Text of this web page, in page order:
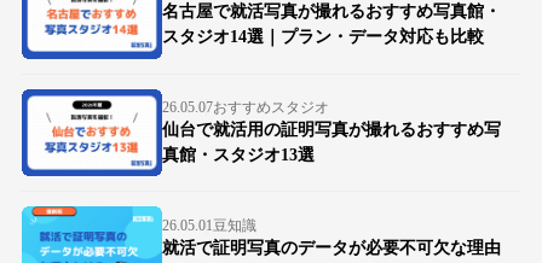
名古屋で就活写真が撮れるおすすめ写真館・
スタジオ14選｜プラン・データ対応も比較
26.05.07おすすめスタジオ
仙台で就活用の証明写真が撮れるおすすめ写
真館・スタジオ13選
26.05.01 豆知識
就活で証明写真のデータが必要不可欠な理由